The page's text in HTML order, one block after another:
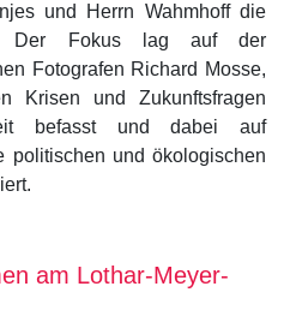
und Herrn Wahmhoff die
Der Fokus lag auf der
Fotografen Richard Mosse,
Krisen und Zukunftsfragen
befasst und dabei auf
politischen und ökologischen
am Lothar-Meyer-